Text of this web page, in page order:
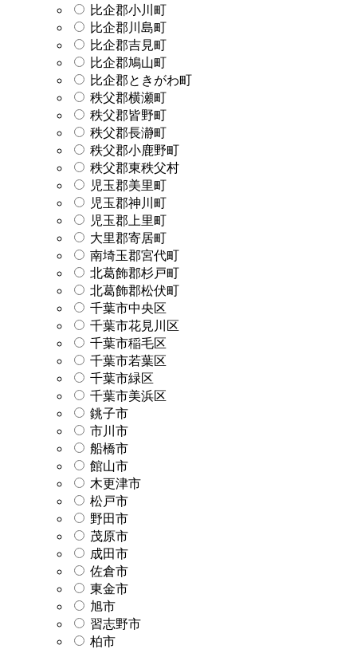
比企郡小川町
比企郡川島町
比企郡吉見町
比企郡鳩山町
比企郡ときがわ町
秩父郡横瀬町
秩父郡皆野町
秩父郡長瀞町
秩父郡小鹿野町
秩父郡東秩父村
児玉郡美里町
児玉郡神川町
児玉郡上里町
大里郡寄居町
南埼玉郡宮代町
北葛飾郡杉戸町
北葛飾郡松伏町
千葉市中央区
千葉市花見川区
千葉市稲毛区
千葉市若葉区
千葉市緑区
千葉市美浜区
銚子市
市川市
船橋市
館山市
木更津市
松戸市
野田市
茂原市
成田市
佐倉市
東金市
旭市
習志野市
柏市